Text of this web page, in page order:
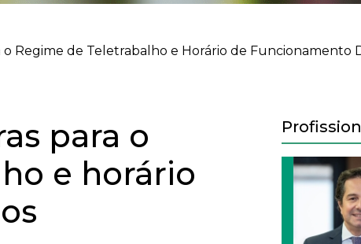
o Regime de Teletrabalho e Horário de Funcionamento
para o
e horário